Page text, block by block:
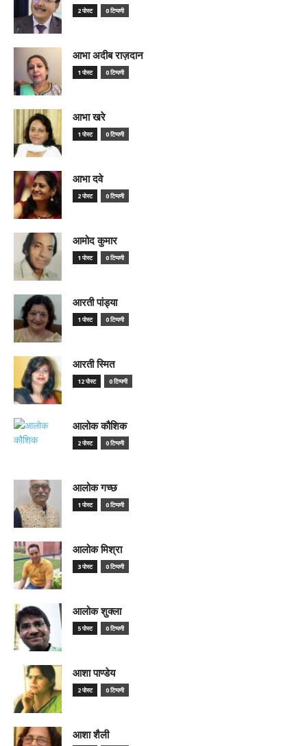
2 पोस्ट 0 टिप्पणी
आभा अदीब राज़दान
1 पोस्ट 0 टिप्पणी
आभा खरे
1 पोस्ट 0 टिप्पणी
आभा दवे
2 पोस्ट 0 टिप्पणी
आमोद कुमार
1 पोस्ट 0 टिप्पणी
आरती पांड्या
1 पोस्ट 0 टिप्पणी
आरती स्मित
12 पोस्ट 0 टिप्पणी
आलोक कौशिक
2 पोस्ट 0 टिप्पणी
आलोक गच्छ
1 पोस्ट 0 टिप्पणी
आलोक मिश्रा
3 पोस्ट 0 टिप्पणी
आलोक शुक्ला
5 पोस्ट 0 टिप्पणी
आशा पाण्डेय
2 पोस्ट 0 टिप्पणी
आशा शैली